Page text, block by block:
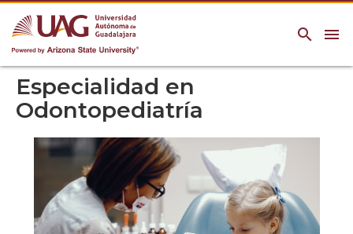
menu
search
Especialidad en
Odontopediatría